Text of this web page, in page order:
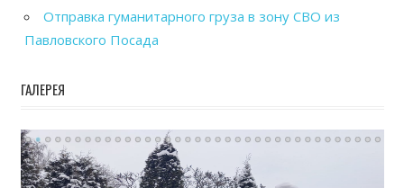
Отправка гуманитарного груза в зону СВО из
Павловского Посада
ГАЛЕРЕЯ